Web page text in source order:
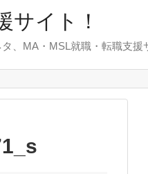
サイト！
、MA・MSL就職・転職支援